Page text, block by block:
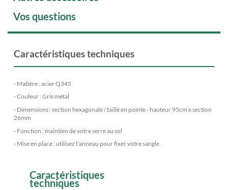
Vos questions
Caractéristiques techniques
- Matière : acier Q345
- Couleur : Gris métal
- Dimensions : section hexagonale / taillé en pointe - hauteur 95cm x section
26mm
- Fonction : maintien de votre serre au sol
- Mise en place : utilisez l'anneau pour fixer votre sangle
Caractéristiques
techniques